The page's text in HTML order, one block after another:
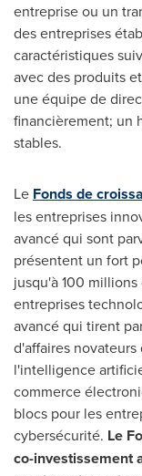
entreprise ou un
des entreprises
caractéristiques
avec des produits
une équipe de
financièrement; un
stables.
Le Fonds de
les entreprises
avancé qui sont
présentent un fort
jusqu'à 100
entreprises
avancé qui tirent
d'affaires
l'intelligence
commerce
blocs pour les
cybersécurité. Le
co-investissement